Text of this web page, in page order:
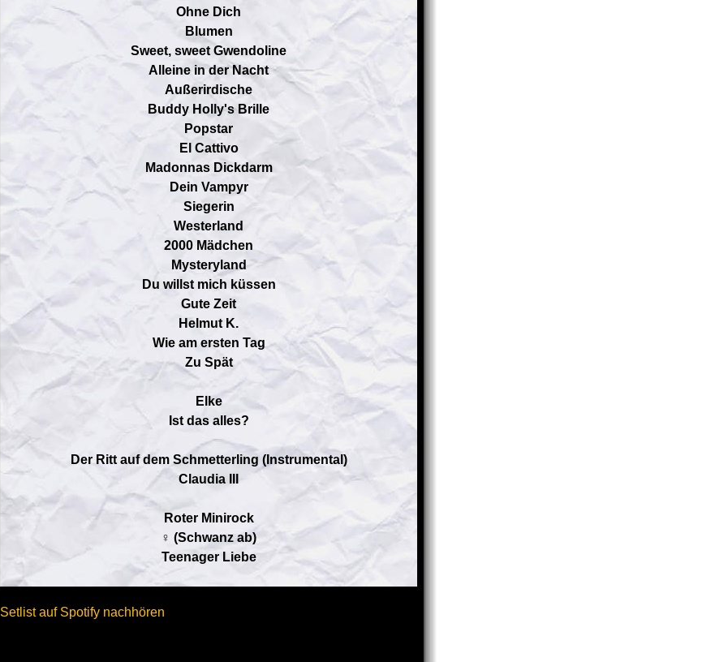
Ohne Dich
Blumen
Sweet, sweet Gwendoline
Alleine in der Nacht
Außerirdische
Buddy Holly's Brille
Popstar
El Cattivo
Madonnas Dickdarm
Dein Vampyr
Siegerin
Westerland
2000 Mädchen
Mysteryland
Du willst mich küssen
Gute Zeit
Helmut K.
Wie am ersten Tag
Zu Spät
Elke
Ist das alles?
Der Ritt auf dem Schmetterling (Instrumental)
Claudia III
Roter Minirock
♀ (Schwanz ab)
Teenager Liebe
Setlist auf Spotify nachhören